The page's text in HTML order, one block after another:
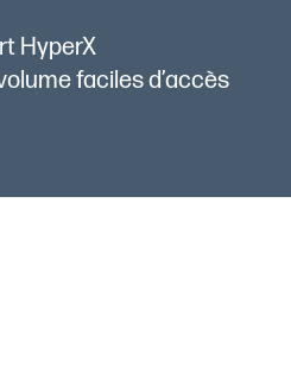
HyperX
faciles d’accès